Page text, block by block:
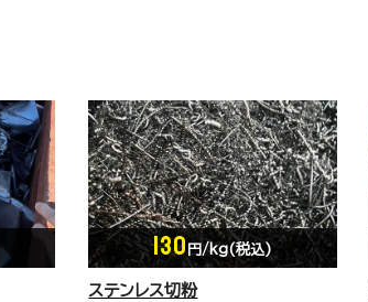
130円/kg(税込)
ステンレス切粉